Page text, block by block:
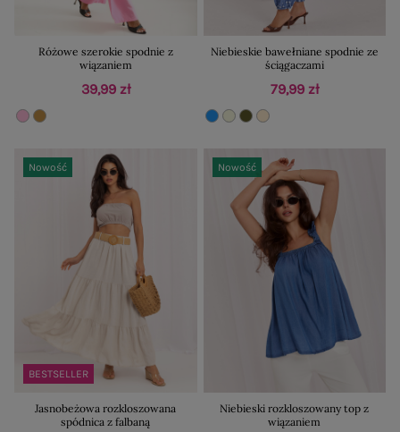
Różowe szerokie spodnie z
wiązaniem
39,99 zł
Niebieskie bawełniane spodnie ze
ściągaczami
79,99 zł
BESTSELLER
Nowość
Jasnobeżowa rozkloszowana
spódnica z falbaną
Nowość
Niebieski rozkloszowany top z
wiązaniem